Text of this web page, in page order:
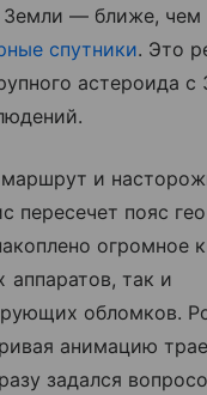
Земли — ближе, чем
спутники. Это
астероида с
и
пересечет пояс
огромное
так и
обломков.
анимацию
задался